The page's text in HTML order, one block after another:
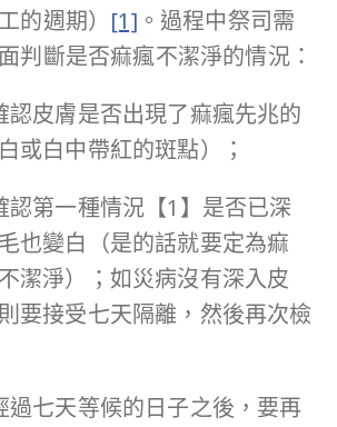
的週期） [1] 。過程中祭司需
判斷是否痲瘋不潔淨的情況：
認皮膚是否出現了痲瘋先兆的
或白中帶紅的斑點）；
認第一種情況【1】是否已深
也變白（是的話就要定為痲
潔淨）；如災病沒有深入皮
要接受七天隔離，然後再次檢
過七天等候的日子之後，要再